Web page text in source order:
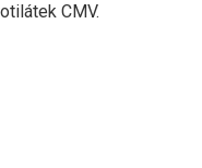
CMV.